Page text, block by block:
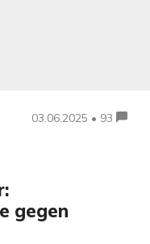
03.06.2025 • 93
gegen